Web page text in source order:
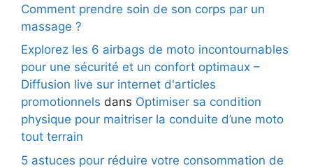
Comment prendre soin de son corps par un
massage ?
Explorez les 6 airbags de moto incontournables
pour une sécurité et un confort optimaux –
Diffusion live sur internet d'articles
promotionnels dans Optimiser sa condition
physique pour maitriser la conduite d’une moto
tout terrain
5 astuces pour réduire votre consommation de